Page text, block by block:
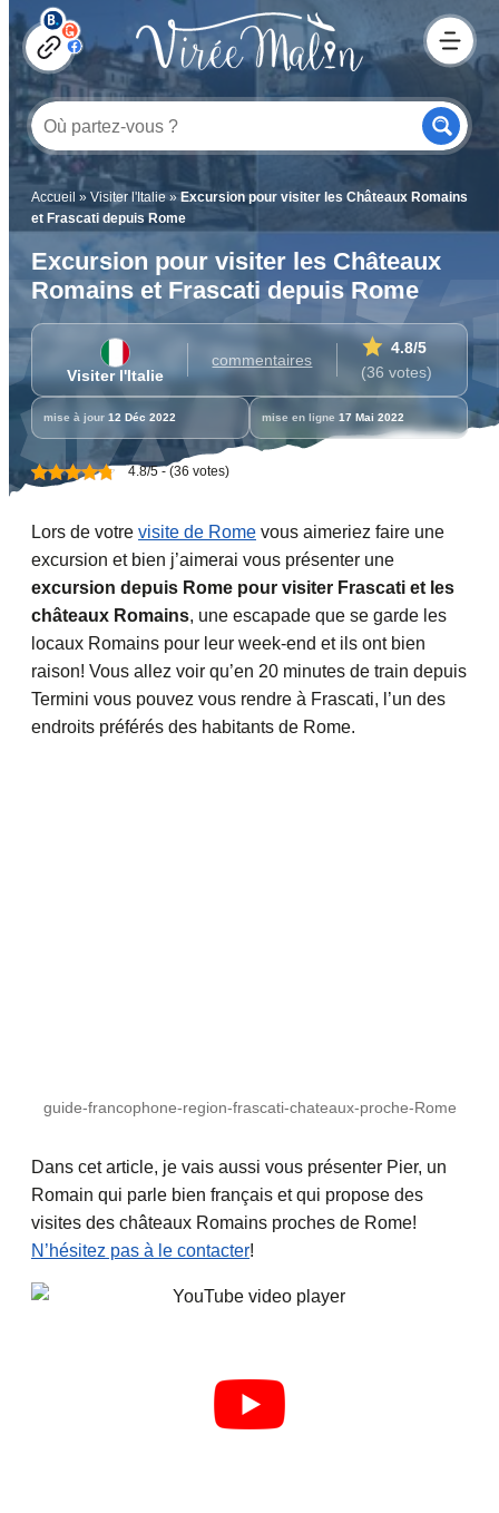
Accueil » Visiter l'Italie» Excursion pour visiter les Châteaux Romains
et Frascati depuis Rome
Excursion pour visiter les Châteaux
Romains et Frascati depuis Rome
Visiter l'Italie
commentaires
4.8/5
(36 votes)
mise à jour 12 Déc 2022 mise en ligne 17 Mai 2022
4.8/5 - (36 votes)
Lors de votre visite de Rome vous aimeriez faire une
excursion et bien j’aimerai vous présenter une
excursion depuis Rome pour visiter Frascati et les
châteaux Romains, une escapade que se garde les
locaux Romains pour leur week-end et ils ont bien
raison! Vous allez voir qu’en 20 minutes de train depuis
Termini vous pouvez vous rendre à Frascati, l’un des
endroits préférés des habitants de Rome.
guide-francophone-region-frascati-chateaux-proche-Rome
Dans cet article, je vais aussi vous présenter Pier, un
Romain qui parle bien français et qui propose des
visites des châteaux Romains proches de Rome!
N’hésitez pas à le contacter!